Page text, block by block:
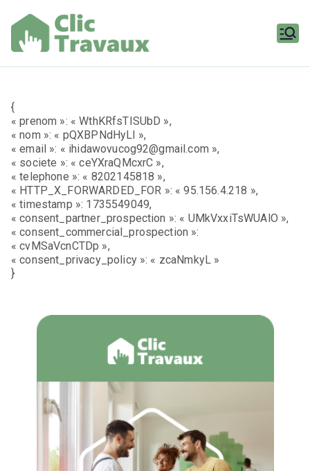
contenu
{
« prenom »: « WthKRfsTISUbD »,
« nom »: « pQXBPNdHyLl »,
« email »: « ihidawovucog92@gmail.com »,
« societe »: « ceYXraQMcxrC »,
« telephone »: « 8202145818 »,
« HTTP_X_FORWARDED_FOR »: « 95.156.4.218 »,
« timestamp »: 1735549049,
« consent_partner_prospection »: « UMkVxxiTsWUAlO »,
« consent_commercial_prospection »:
« cvMSaVcnCTDp »,
« consent_privacy_policy »: « zcaNmkyL »
}